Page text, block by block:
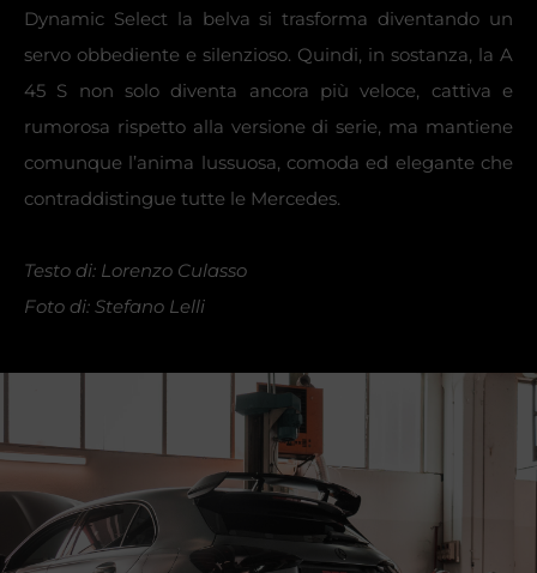
Dynamic Select la belva si trasforma diventando un
servo obbediente e silenzioso. Quindi, in sostanza, la A
45 S non solo diventa ancora più veloce, cattiva e
rumorosa rispetto alla versione di serie, ma mantiene
comunque l’anima lussuosa, comoda ed elegante che
contraddistingue tutte le Mercedes.
Testo di: Lorenzo Culasso
Foto di: Stefano Lelli